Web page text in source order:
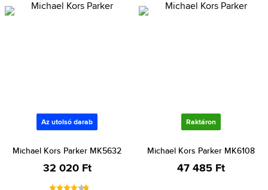
Az utolsó darab
Michael Kors Parker MK5632
32 020 Ft
Raktáron
Michael Kors Parker MK6108
47 485 Ft